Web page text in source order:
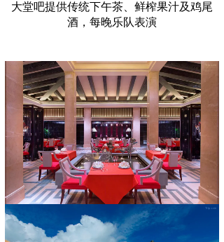
大堂吧提供传统下午茶、鲜榨果汁及鸡尾
酒，每晚乐队表演